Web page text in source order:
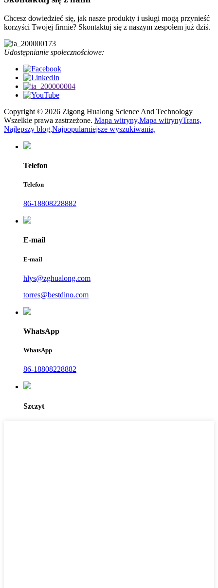
Chcesz dowiedzieć się, jak nasze produkty i usługi mogą przynieść
korzyści Twojej firmie? Skontaktuj się z naszym zespołem już dziś.
Udostępnianie społecznościowe:
Copyright © 2026 Zigong Hualong Science And Technology
Wszelkie prawa zastrzeżone. Mapa witryny,Mapa witrynyTrans,
Najlepszy blog,Najpopularniejsze wyszukiwania,
Telefon
Telefon
86-18808228882
E-mail
E-mail
hlys@zghualong.com
torres@bestdino.com
WhatsApp
WhatsApp
86-18808228882
Szczyt